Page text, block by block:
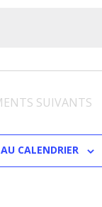
SUIVANTS
CALENDRIER